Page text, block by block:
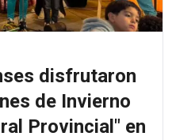
disfrutaron
de Invierno
Provincial" en